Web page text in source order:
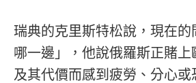
瑞典的克里斯特松說，現在的
哪一邊」，他說俄羅斯正賭
及其代價而感到疲勞、分心或